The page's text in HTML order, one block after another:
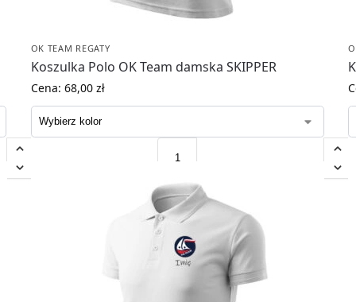
OK TEAM REGATY
Koszulka Polo OK Team damska SKIPPER
Cena: 68,00 zł